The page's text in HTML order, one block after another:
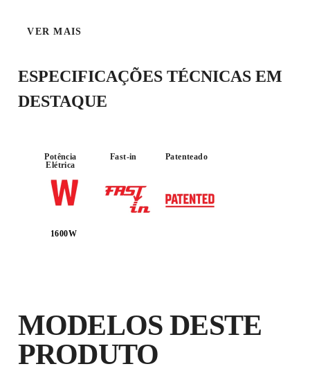
POTÊNCIA
1600W
REGULÁVE
L
PROLONGADA EM
PRODUTOS ELEGÍVEIS
VER MAIS
ESPECIFICAÇÕES TÉCNICAS EM
DESTAQUE
Potência
Elétrica
1600W
Fast-in Patenteado
MODELOS DESTE
PRODUTO